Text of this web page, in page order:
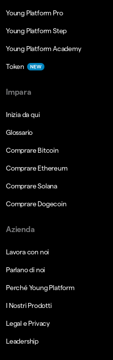
Young Platform Pro
Young Platform Step
Young Platform Academy
Token NEW
Impara
Inizia da qui
Glossario
Comprare Bitcoin
Comprare Ethereum
Comprare Solana
Comprare Dogecoin
Azienda
Lavora con noi
Parlano di noi
Perché Young Platform
I Nostri Prodotti
Legal e Privacy
Leadership